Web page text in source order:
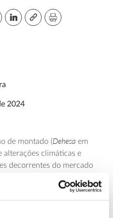
2024
de montado (Dehesa em
alterações climáticas e
decorrentes do mercado
produtoras e